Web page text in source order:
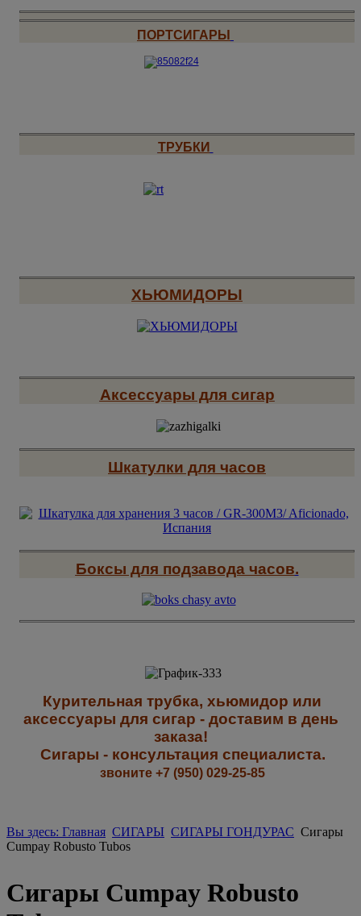
ПОРТСИГАРЫ
ТРУБКИ
ХЬЮМИДОРЫ
Аксессуары для сигар
Шкатулки для часов
Боксы для подзавода часов.
Курительная трубка, хьюмидор или
аксессуары для сигар - доставим в день
заказа!
Сигары - консультация специалиста.
звоните +7 (950) 029-25-85
Вы здесь: Главная СИГАРЫ СИГАРЫ ГОНДУРАС Сигары
Cumpay Robusto Tubos
Сигары Cumpay Robusto